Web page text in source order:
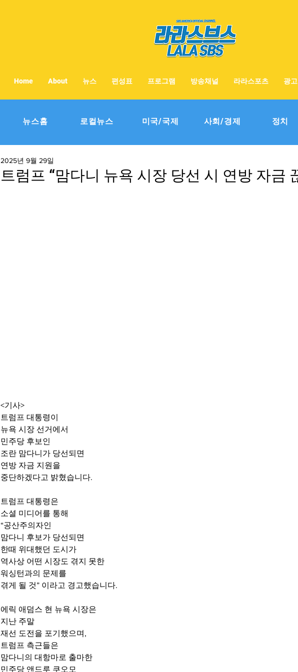
Home About 뉴스 편성표 프로그램 방송채널 라라스포츠 광고
뉴스홈 로컬뉴스 미국/국제 사회/경제 정치
트럼프 “맘다니 뉴욕 시장 당선 시 연방 자금
2025년 9월 29일
<기사>
트럼프 대통령이
뉴욕 시장 선거에서
민주당 후보인
조란 맘다니가 당선되면
연방 자금 지원을
중단하겠다고 밝혔습니다.
트럼프 대통령은
소셜 미디어를 통해
“공산주의자인
맘다니 후보가 당선되면
한때 위대했던 도시가
역사상 어떤 시장도 겪지 못한
워싱턴과의 문제를
겪게 될 것” 이라고 경고했습니다.
에릭 애덤스 현 뉴욕 시장은
지난 주말
재선 도전을 포기했으며,
트럼프 측근들은
맘다니의 대항마로 출마한
민주당 앤드루 쿠오모